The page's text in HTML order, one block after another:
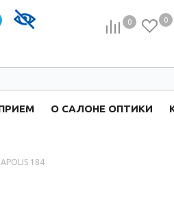
0 0
О САЛОНЕ ОПТИКИ
184